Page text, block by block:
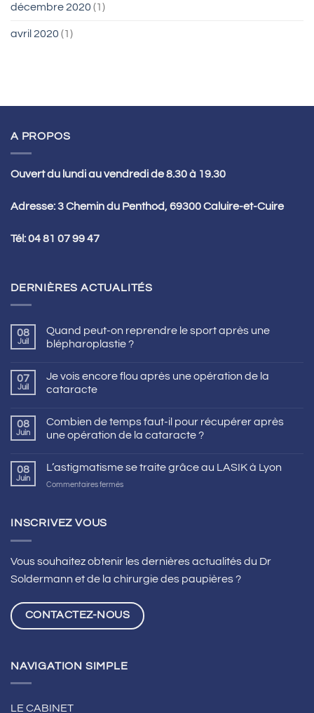
décembre 2020 (1)
avril 2020 (1)
A PROPOS
Ouvert du lundi au vendredi de 8.30 à 19.30
Adresse: 3 Chemin du Penthod, 69300 Caluire-et-Cuire
Tél:04 81 07 99 47
DERNIÈRES ACTUALITÉS
08
Juil
Quand peut-on reprendre le sport après une
blépharoplastie ?
07
Juil
Je vois encore flou après une opération de la
cataracte
08
Juin
Combien de temps faut-il pour récupérer après
une opération de la cataracte ?
08
Juin
L’astigmatisme se traite grâce au LASIK à Lyon
Commentaires ferméssur
à
Lyon
INSCRIVEZ VOUS
Vous souhaitez obtenir les dernières actualités du Dr
Soldermann et de la chirurgie des paupières ?
CONTACTEZ-NOUS
NAVIGATION SIMPLE
LE CABINET